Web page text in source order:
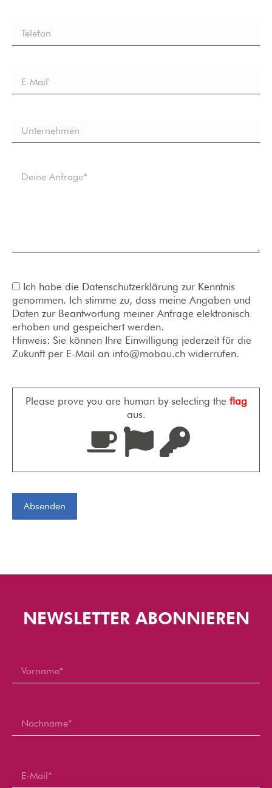
Ich habe die Datenschutzerklärung zur Kenntnis
genommen. Ich stimme zu, dass meine Angaben und
Daten zur Beantwortung meiner Anfrage elektronisch
erhoben und gespeichert werden.
Hinweis: Sie können Ihre Einwilligung jederzeit für die
Zukunft per E-Mail an info@mobau.ch widerrufen.
Please prove you are human by selecting the flag
aus.
NEWSLETTER ABONNIEREN